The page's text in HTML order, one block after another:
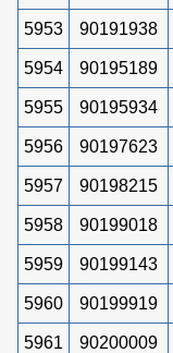
5953 90191938
5954 90195189
5955 90195934
5956 90197623
5957 90198215
5958 90199018
5959 90199143
5960 90199919
5961 90200009